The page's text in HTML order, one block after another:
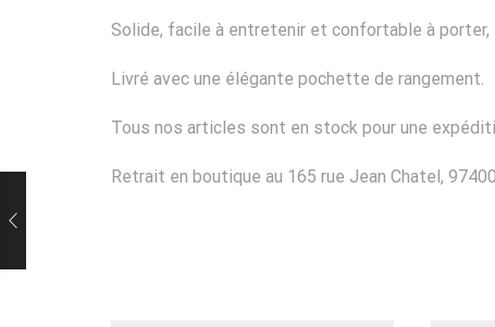
Solide, facile à entretenir et confortable à porter,
Livré avec une élégante pochette de rangement.
Tous nos articles sont en stock pour une
Retrait en boutique au 165 rue Jean Chatel,